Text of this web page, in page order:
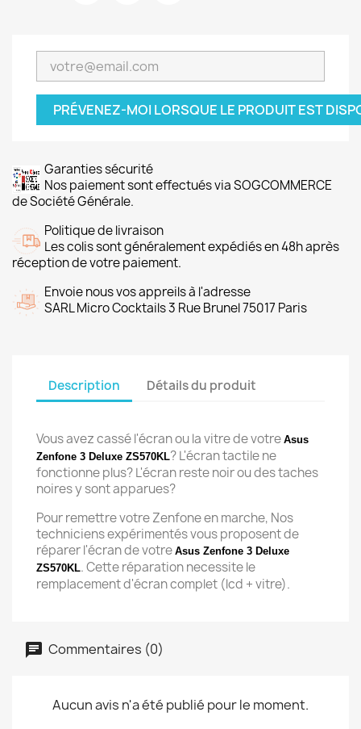
PRÉVENEZ-MOI LORSQUE LE PRODUIT EST
Garanties sécurité
Nos paiement sont effectués via SOGCOMMERCE
de Société Générale.
Politique de livraison
Les colis sont généralement expédiés en 48h après
réception de votre paiement.
Envoie nous vos appreils à l'adresse
SARL Micro Cocktails 3 Rue Brunel 75017 Paris
Description Détails du produit
Vous avez cassé l'écran ou la vitre de votre Asus
Zenfone 3 Deluxe ZS570KL? L'écran tactile ne
fonctionne plus? L'écran reste noir ou des taches
noires y sont apparues?
Pour remettre votre Zenfone en marche, Nos
techniciens expérimentés vous proposent de
réparer l'écran de votre Asus Zenfone 3 Deluxe
ZS570KL. Cette réparation necessite le
remplacement d'écran complet (lcd + vitre).
Commentaires (0)
Aucun avis n'a été publié pour le moment.